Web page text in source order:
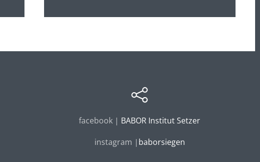
facebook | BABOR Institut Setzer
instagram | baborsiegen